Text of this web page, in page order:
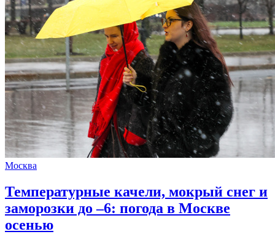
Москва
Температурные качели, мокрый снег и
заморозки до –6: погода в Москве
осенью